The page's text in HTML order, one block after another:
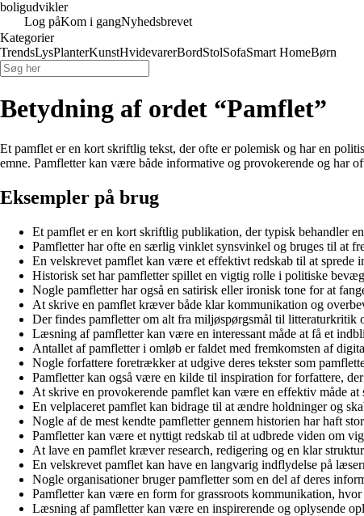
boligudvikler
Log påKom i gangNyhedsbrevet
Kategorier
TrendsLysPlanterKunstHvidevarerBordStolSofaSmart HomeBørn
Betydning af ordet “Pamflet”
Et pamflet er en kort skriftlig tekst, der ofte er polemisk og har en
emne. Pamfletter kan være både informative og provokerende og har
Eksempler på brug
Et pamflet er en kort skriftlig publikation, der typisk behandler
Pamfletter har ofte en særlig vinklet synsvinkel og bruges til at
En velskrevet pamflet kan være et effektivt redskab til at sprede
Historisk set har pamfletter spillet en vigtig rolle i politiske
Nogle pamfletter har også en satirisk eller ironisk tone for at
At skrive en pamflet kræver både klar kommunikation og
Der findes pamfletter om alt fra miljøspørgsmål til litteraturkritik
Læsning af pamfletter kan være en interessant måde at få et
Antallet af pamfletter i omløb er faldet med fremkomsten af
Nogle forfattere foretrækker at udgive deres tekster som
Pamfletter kan også være en kilde til inspiration for forfattere,
At skrive en provokerende pamflet kan være en effektiv måde
En velplaceret pamflet kan bidrage til at ændre holdninger og
Nogle af de mest kendte pamfletter gennem historien har haft
Pamfletter kan være et nyttigt redskab til at udbrede viden om
At lave en pamflet kræver research, redigering og en klar
En velskrevet pamflet kan have en langvarig indflydelse på
Nogle organisationer bruger pamfletter som en del af deres
Pamfletter kan være en form for grassroots kommunikation,
Læsning af pamfletter kan være en inspirerende og oplysende